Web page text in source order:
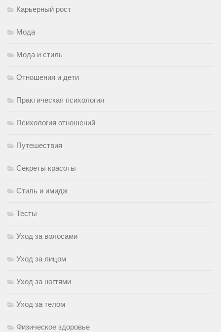
Карьерный рост
Мода
Мода и стиль
Отношения и дети
Практическая психология
Психология отношений
Путешествия
Секреты красоты
Стиль и имидж
Тесты
Уход за волосами
Уход за лицом
Уход за ногтями
Уход за телом
Физическое здоровье